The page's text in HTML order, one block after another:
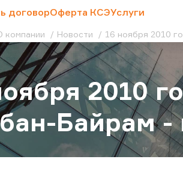
договорОферта КСЭУслуги
компании Новости 16 ноября 2010
2010
Байрам -